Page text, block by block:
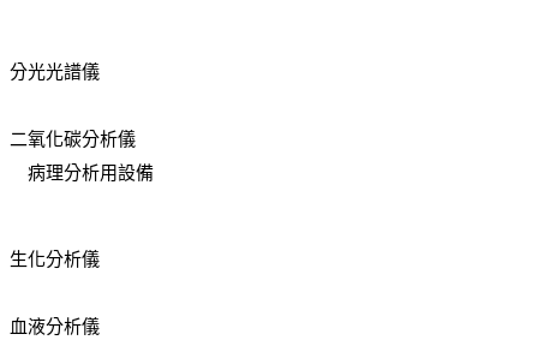
分光光譜儀
二氧化碳分析儀
病理分析用設備
生化分析儀
血液分析儀